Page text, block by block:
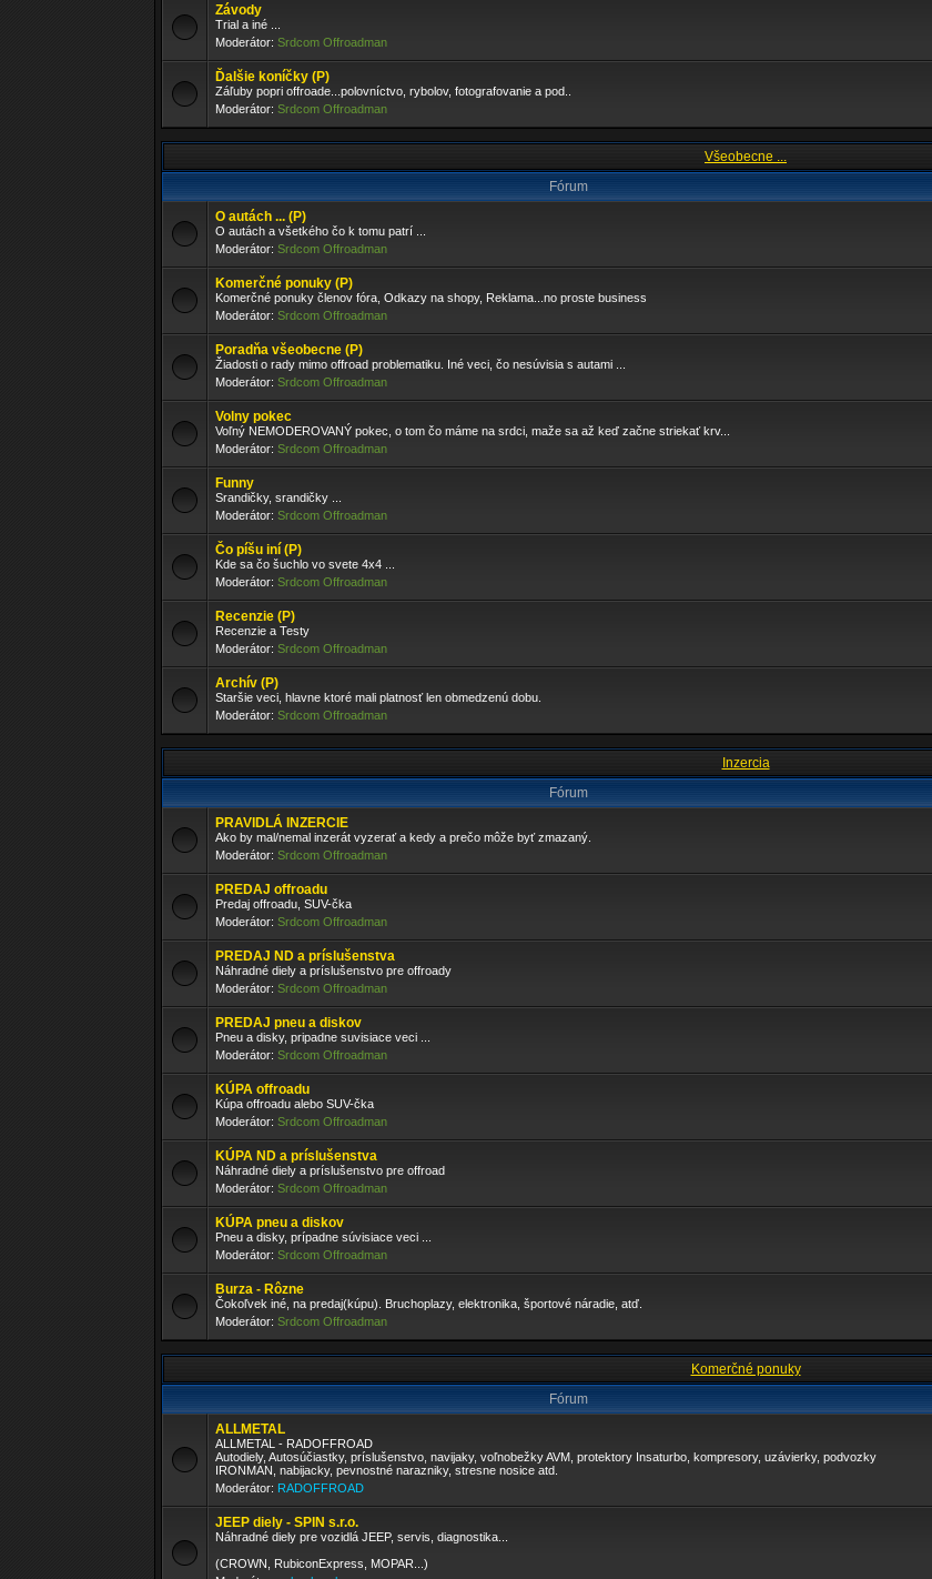
Závody
Trial a iné ...
Moderátor: Srdcom Offroadman
Ďalšie koníčky (P)
Záľuby popri offroade...polovníctvo, rybolov, fotografovanie a pod..
Moderátor: Srdcom Offroadman
Všeobecne ...
Fórum
O autách ... (P)
O autách a všetkého čo k tomu patrí ...
Moderátor: Srdcom Offroadman
Komerčné ponuky (P)
Komerčné ponuky členov fóra, Odkazy na shopy, Reklama...no proste business
Moderátor: Srdcom Offroadman
Poradňa všeobecne (P)
Žiadosti o rady mimo offroad problematiku. Iné veci, čo nesúvisia s autami ...
Moderátor: Srdcom Offroadman
Volny pokec
Voľný NEMODEROVANÝ pokec, o tom čo máme na srdci, maže sa až keď začne striekať krv...
Moderátor: Srdcom Offroadman
Funny
Srandičky, srandičky ...
Moderátor: Srdcom Offroadman
Čo píšu iní (P)
Kde sa čo šuchlo vo svete 4x4 ...
Moderátor: Srdcom Offroadman
Recenzie (P)
Recenzie a Testy
Moderátor: Srdcom Offroadman
Archív (P)
Staršie veci, hlavne ktoré mali platnosť len obmedzenú dobu.
Moderátor: Srdcom Offroadman
Inzercia
Fórum
PRAVIDLÁ INZERCIE
Ako by mal/nemal inzerát vyzerať a kedy a prečo môže byť zmazaný.
Moderátor: Srdcom Offroadman
PREDAJ offroadu
Predaj offroadu, SUV-čka
Moderátor: Srdcom Offroadman
PREDAJ ND a príslušenstva
Náhradné diely a príslušenstvo pre offroady
Moderátor: Srdcom Offroadman
PREDAJ pneu a diskov
Pneu a disky, pripadne suvisiace veci ...
Moderátor: Srdcom Offroadman
KÚPA offroadu
Kúpa offroadu alebo SUV-čka
Moderátor: Srdcom Offroadman
KÚPA ND a príslušenstva
Náhradné diely a príslušenstvo pre offroad
Moderátor: Srdcom Offroadman
KÚPA pneu a diskov
Pneu a disky, prípadne súvisiace veci ...
Moderátor: Srdcom Offroadman
Burza - Rôzne
Čokoľvek iné, na predaj(kúpu). Bruchoplazy, elektronika, športové náradie, atď.
Moderátor: Srdcom Offroadman
Komerčné ponuky
Fórum
ALLMETAL
ALLMETAL - RADOFFROAD
Autodiely, Autosúčiastky, príslušenstvo, navijaky, voľnobežky AVM, protektory Insaturbo, kompresory, uzávierky, podvozky
IRONMAN, nabijacky, pevnostné narazniky, stresne nosice atd.
Moderátor: RADOFFROAD
JEEP diely - SPIN s.r.o.
Náhradné diely pre vozidlá JEEP, servis, diagnostika...
(CROWN, RubiconExpress, MOPAR...)